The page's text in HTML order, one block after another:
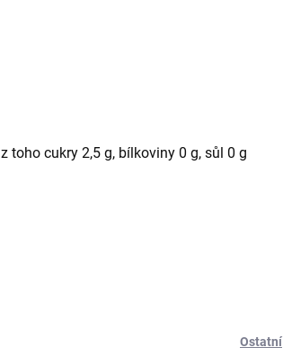
toho cukry 2,5 g, bílkoviny 0 g, sůl 0 g
Ostatní